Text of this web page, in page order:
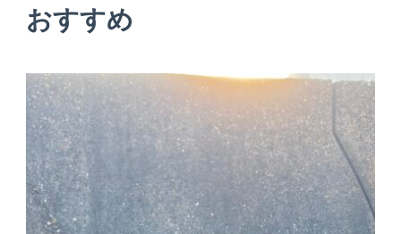
ー
シ
ョ
ン
おすすめ